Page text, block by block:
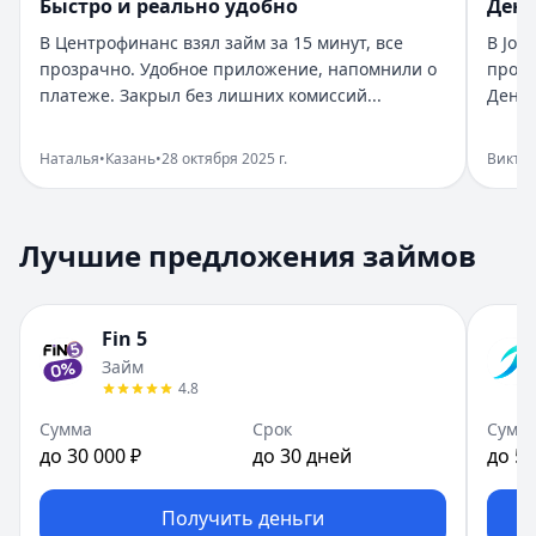
Дата: 28 октября 2025 г.
Взяла займ в Бюджет срочно нужны были деньги.
Помогли в нужный момент
Организация:Монеза
Срочно понадобились деньги, Монеза выручила.
Рейтинг:
Организация: Привет, сосед!
Город:Екатеринбург
28 октября 2025 г.
В Привет, сосед! оформила займ за пару минут.
Быстро и реально удобно
Рейтинг:4
Центрофинанс
Быстро и реально удобно
В Центрофинанс взял займ за 15 минут, все
прозрачно. Удобное приложение, напомнили о
платеже. Закрыл без лишних комиссий...
Наталья•Казань•28 октября 2025 г.
В
Лучшие предложения займов
Fin 5
Займ
4.8
Сумма
до 30 000 ₽
Срок
до 30 дней
Получить деньги
до